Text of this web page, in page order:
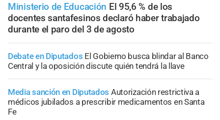
Ministerio de Educación El 95,6 % de los
docentes santafesinos declaró haber trabajado
durante el paro del 3 de agosto
Debate en Diputados El Gobierno busca blindar al Banco
Central y la oposición discute quién tendrá la llave
Media sanción en Diputados Autorización restrictiva a
médicos jubilados a prescribir medicamentos en Santa
Fe